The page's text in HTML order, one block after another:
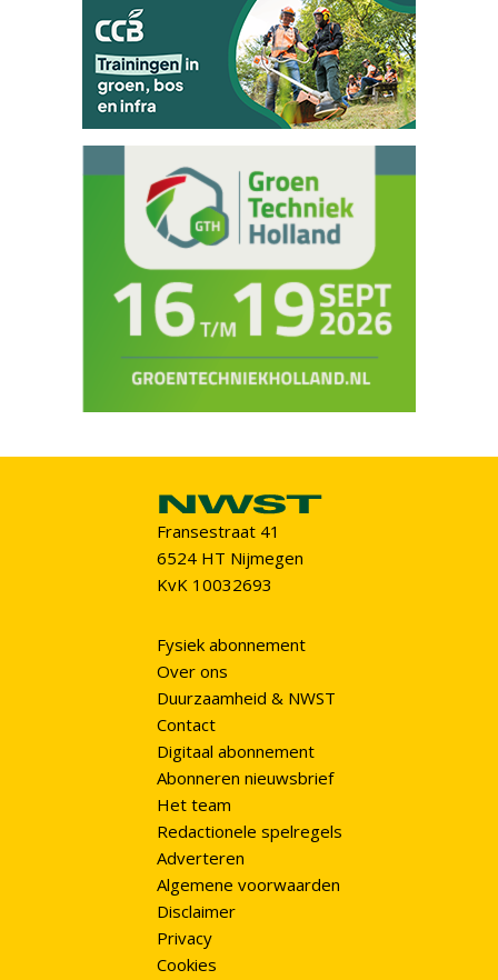
Fransestraat 41
6524 HT Nijmegen
KvK 10032693
Fysiek abonnement
Over ons
Duurzaamheid & NWST
Contact
Digitaal abonnement
Abonneren nieuwsbrief
Het team
Redactionele spelregels
Adverteren
Algemene voorwaarden
Disclaimer
Privacy
Cookies